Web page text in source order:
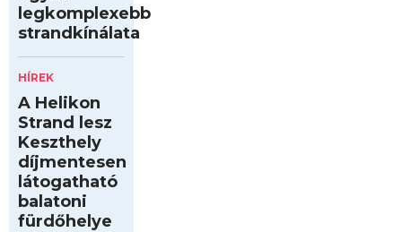
legkomplexebb
strandkínálata
HÍREK
A Helikon
Strand lesz
Keszthely
díjmentesen
látogatható
balatoni
fürdőhelye